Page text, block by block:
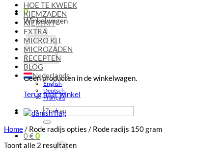
0
Winkelwagen
Geen producten in de winkelwagen.
Terug naar winkel
Zoeken
naar:
0€0
HOE TE KWEEK
KIEMZADEN
KIEM KIT
EXTRA
MICRO KIT
MICROZADEN
RECEPTEN
BLOG
Nederlands
English
Deutsch
Français
Home/ Rode radijs opties / Rode radijs 150 gram
Toont alle 2 resultaten